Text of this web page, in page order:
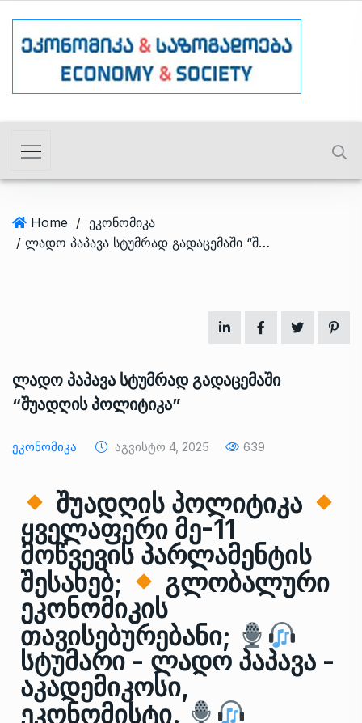
Home / ეკონომიკა
/ ლადო პაპავა სტუმრად გადაცემაში “შუადღის პოლიტიკა”
ლადო პაპავა სტუმრად გადაცემაში
“შუადღის პოლიტიკა”
Ეკონომიკა Აგვისტო 4, 2025 639
შუადღის პოლიტიკა
ყველაფერი მე-11
მოწვევის პარლამენტის
შესახებ;
გლობალური
ეკონომიკის
თავისებურებანი;
სტუმარი - ლადო პაპავა -
აკადემიკოსი,
ეკონომისტი.